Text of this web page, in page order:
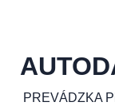
PREVÁDZKA